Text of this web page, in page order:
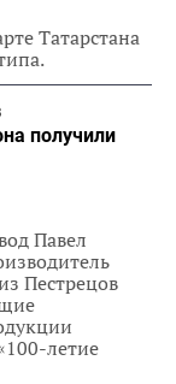
Татарстана
получили
Павел
Пестрецов
летие